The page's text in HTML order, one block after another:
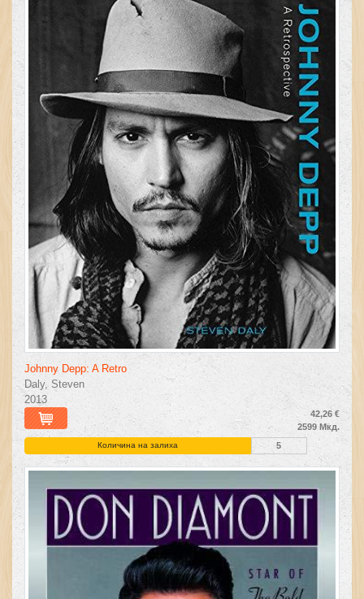
Johnny Depp: A Retro
Daly, Steven
2013
42,26 €
2599 Мкд.
Количина на залиха 5